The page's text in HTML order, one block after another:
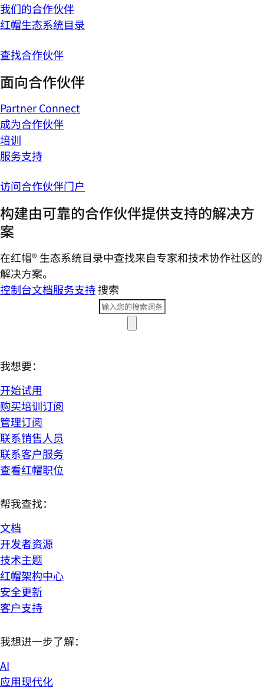
我们的合作伙伴
红帽生态系统目录
查找合作伙伴
面向合作伙伴
Partner Connect
成为合作伙伴
培训
服务支持
访问合作伙伴门户
构建由可靠的合作伙伴提供支持的解决方
案
在红帽® 生态系统目录中查找来自专家和技术协作社区的
解决方案。
控制台文档服务支持搜索
我想要：
开始试用
购买培训订阅
管理订阅
联系销售人员
联系客户服务
查看红帽职位
帮我查找：
文档
开发者资源
技术主题
红帽架构中心
安全更新
客户支持
我想进一步了解：
AI
应用现代化